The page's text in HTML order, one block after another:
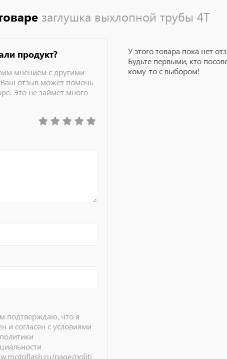
заглушка выхлопной трубы 4Т
продукт?
мнением с другими
Ваш отзыв может помочь
Это не займет много
подтверждаю, что я
и согласен с условиями
page/politi
У этого товара пока нет
Будьте первыми, кто
кому-то с выбором!